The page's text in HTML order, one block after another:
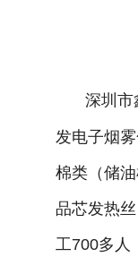
深圳市
发电子烟
棉类（储
品芯发热
工700多人